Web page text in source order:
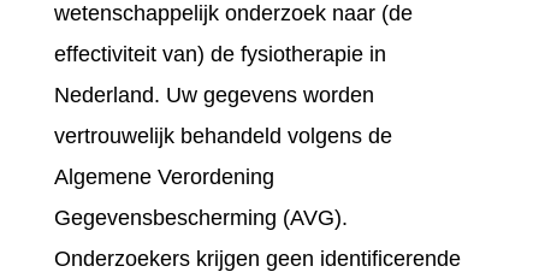
wetenschappelijk onderzoek naar (de
effectiviteit van) de fysiotherapie in
Nederland. Uw gegevens worden
vertrouwelijk behandeld volgens de
Algemene Verordening
Gegevensbescherming (AVG).
Onderzoekers krijgen geen identificerende